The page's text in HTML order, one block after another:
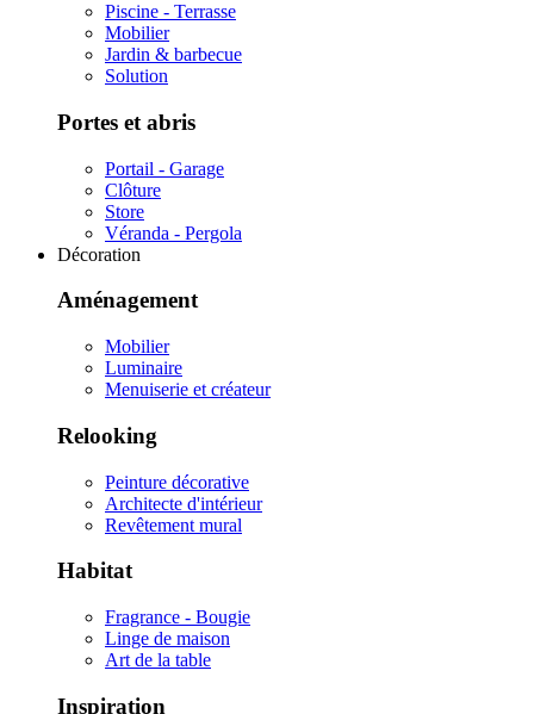
Piscine - Terrasse
Mobilier
Jardin & barbecue
Solution
Portes et abris
Portail - Garage
Clôture
Store
Véranda - Pergola
Décoration
Aménagement
Mobilier
Luminaire
Menuiserie et créateur
Relooking
Peinture décorative
Architecte d'intérieur
Revêtement mural
Habitat
Fragrance - Bougie
Linge de maison
Art de la table
Inspiration